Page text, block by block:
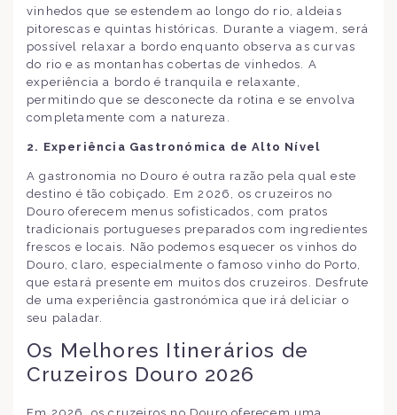
vinhedos que se estendem ao longo do rio, aldeias
pitorescas e quintas históricas. Durante a viagem, será
possível relaxar a bordo enquanto observa as curvas
do rio e as montanhas cobertas de vinhedos. A
experiência a bordo é tranquila e relaxante,
permitindo que se desconecte da rotina e se envolva
completamente com a natureza.
2. Experiência Gastronómica de Alto Nível
A gastronomia no Douro é outra razão pela qual este
destino é tão cobiçado. Em 2026, os cruzeiros no
Douro oferecem menus sofisticados, com pratos
tradicionais portugueses preparados com ingredientes
frescos e locais. Não podemos esquecer os vinhos do
Douro, claro, especialmente o famoso vinho do Porto,
que estará presente em muitos dos cruzeiros. Desfrute
de uma experiência gastronómica que irá deliciar o
seu paladar.
Os Melhores Itinerários de
Cruzeiros Douro 2026